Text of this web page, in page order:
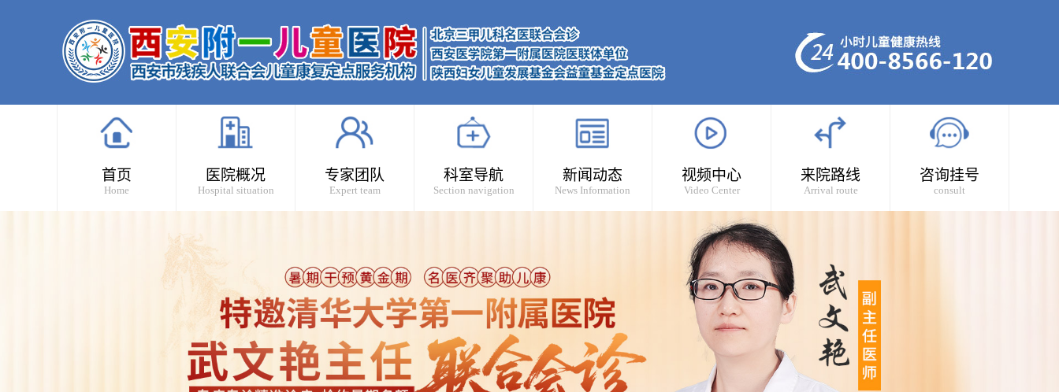
首页
Home
医院概况
Hospital situation
专家团队
Expert team
科室导航
Section navigation
新闻动态
News Information
视频中心
Video Center
来院路线
Arrival route
咨询挂号
consult